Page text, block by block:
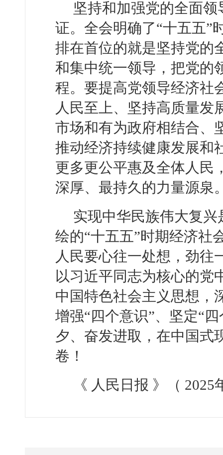
坚持和加强党的全面
证。全会明确了“十五五”
排在首位的就是坚持党的
和集中统一领导，把党的
程。要提高党领导经济社
人民至上、坚持高质量发
市场和有为政府相结合、
推动经济持续健康发展和
更多更公平惠及全体人民
深厚、最持久的力量源泉
实现中华民族伟大复
绘的“十五五”时期经济社
人民要心往一处想，劲往
以习近平同志为核心的党
中国特色社会主义思想，
增强“四个意识”、坚定“
夕、奋发进取，在中国式
卷！
《 人民日报 》（